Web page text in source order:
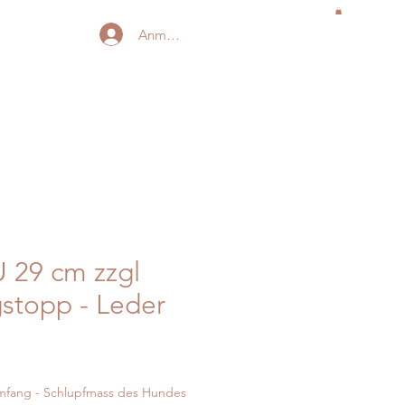
Anmelden
29 cm zzgl
- Leder
- Schlupfmass des Hundes